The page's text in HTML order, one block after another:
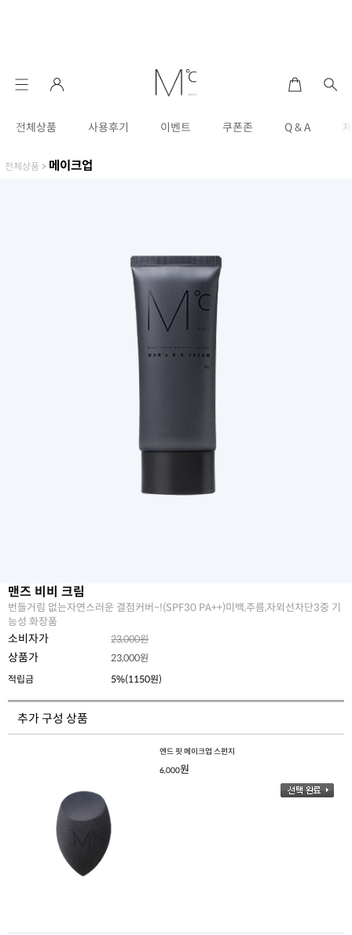
전체상품 사용후기 이벤트 쿠폰존 Q & A
전체상품 > 메이크업
맨즈 비비 크림
번들거림 없는자연스러운 결점커버~!(SPF30 PA++)미백,주름,자외선차단3중 기
능성 화장품
소비자가 23,000원
상품가 23,000원
적립금
5%(1150원)
추가 구성 상품
엔드 핏 메이크업 스펀지
6,000원